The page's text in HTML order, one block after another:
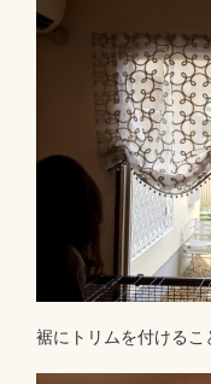
裾にトリムを付ける